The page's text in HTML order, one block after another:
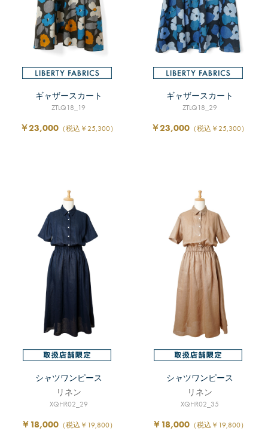
ギャザースカート
ZTLQ18_19
￥23,000 （税込￥25,300）
ギャザースカート
ZTLQ18_29
￥23,000 （税込￥25,300）
シャツワンピース
リネン
XQHR02_29
￥18,000（税込￥19,800）
シャツワンピース
リネン
XQHR02_35
￥18,000（税込￥19,800）